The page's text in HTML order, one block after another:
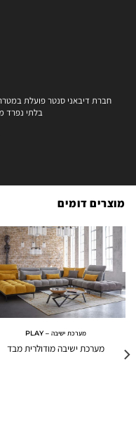
חברת דיבאני סנטר פועלת
בלתי נפרד
מוצרים דומים
מערכת ישיבה – PLAY
מערכת ישיבה מודולרית מבד